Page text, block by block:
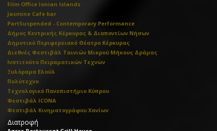
Film Office Ionian Islands
Jasmine Cafe bar
PartSuspended - Contemporary Performance
Δήμος Κεντρικής Κέρκυρας & Διαποντίων Νήσων
Δημοτικό Περιφερειακό Θέατρο Κέρκυρας
Διεθνές Φεστιβάλ Ταινιών Μικρού Μήκους Δράμας
Ινστιτούτο Πειραματικών Τεχνών
Ξυλόραμα Ελούλ
Πολύτεχνο
Τεχνολογικό Πανεπιστήμιο Κύπρου
Φεστιβάλ ICONA
Φεστιβάλ Κινηματογράφου Χανίων
Διατροφή